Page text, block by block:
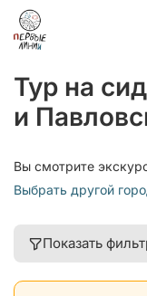
Тур на
и
Вы смотрите
Выбрать другой
Показать